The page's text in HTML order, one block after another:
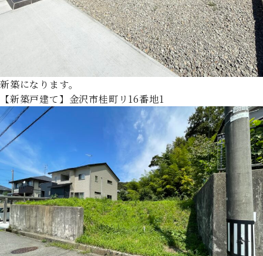
新築になります。
【新築戸建て】金沢市桂町リ16番地1